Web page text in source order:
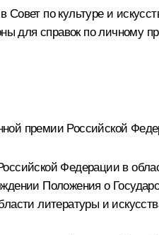
по культуре и
для справок по личному
премии Российской
Федерации в
Положения о
литературы и